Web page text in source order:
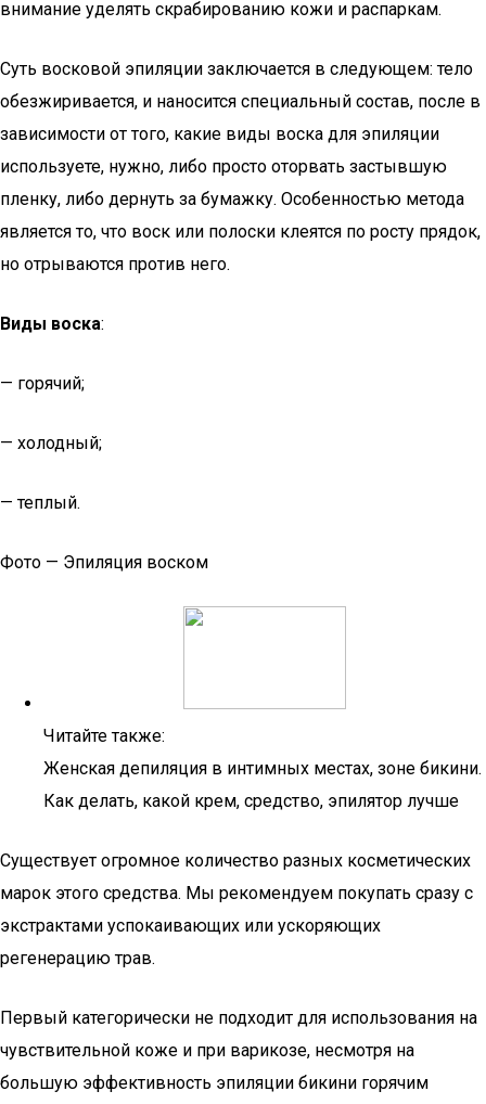
внимание уделять скрабированию кожи и распаркам.
Суть восковой эпиляции заключается в следующем: тело
обезжиривается, и наносится специальный состав, после в
зависимости от того, какие виды воска для эпиляции
используете, нужно, либо просто оторвать застывшую
пленку, либо дернуть за бумажку. Особенностью метода
является то, что воск или полоски клеятся по росту прядок,
но отрываются против него.
Виды воска:
— горячий;
— холодный;
— теплый.
Фото — Эпиляция воском
Читайте также:
Женская депиляция в интимных местах, зоне бикини.
Как делать, какой крем, средство, эпилятор лучше
Существует огромное количество разных косметических
марок этого средства. Мы рекомендуем покупать сразу с
экстрактами успокаивающих или ускоряющих
регенерацию трав.
Первый категорически не подходит для использования на
чувствительной коже и при варикозе, несмотря на
большую эффективность эпиляции бикини горячим